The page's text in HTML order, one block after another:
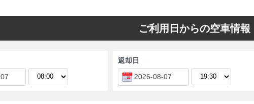
ご利用日からの空車情報
返却日